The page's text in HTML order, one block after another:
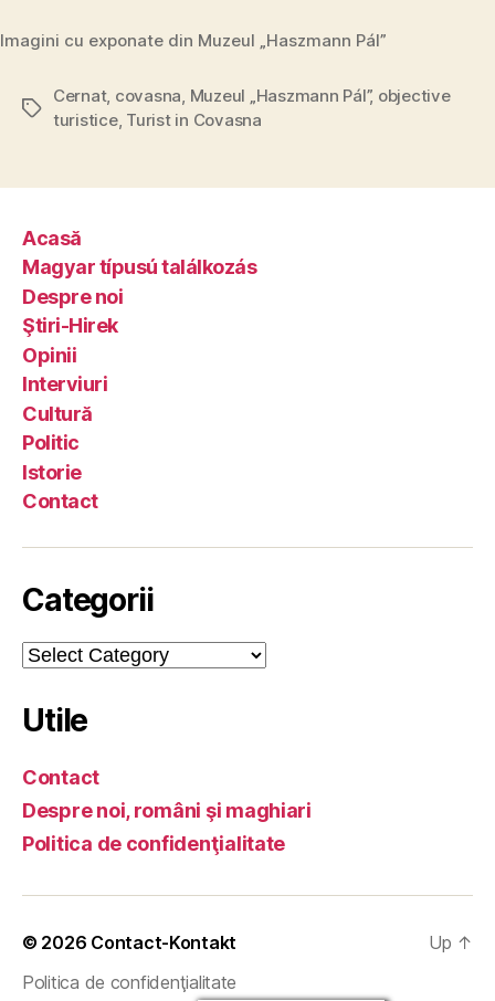
Imagini cu exponate din Muzeul „Haszmann Pál”
Tags
Cernat, covasna, Muzeul „Haszmann Pál”, objective
turistice, Turist in Covasna
Acasă
Magyar típusú találkozás
Despre noi
Ştiri-Hirek
Opinii
Interviuri
Cultură
Politic
Istorie
Contact
Categorii
Categorii
Utile
Contact
Despre noi, români şi maghiari
Politica de confidenţialitate
© 2026 Contact-Kontakt
Politica de confidenţialitate
Up ↑